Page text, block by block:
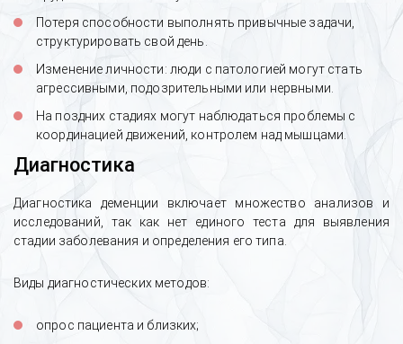
Отзыв о транспортировке пациента в
реабилитационный центр под
медицинским контролем
Потеря способности выполнять привычные задачи,
структурировать свой день.
Изменение личности: люди с патологией могут стать
агрессивными, подозрительными или нервными.
На поздних стадиях могут наблюдаться проблемы с
координацией движений, контролем над мышцами.
Диагностика
Диагностика деменции включает множество анализов и
исследований, так как нет единого теста для выявления
стадии заболевания и определения его типа.
Виды диагностических методов:
опрос пациента и близких;